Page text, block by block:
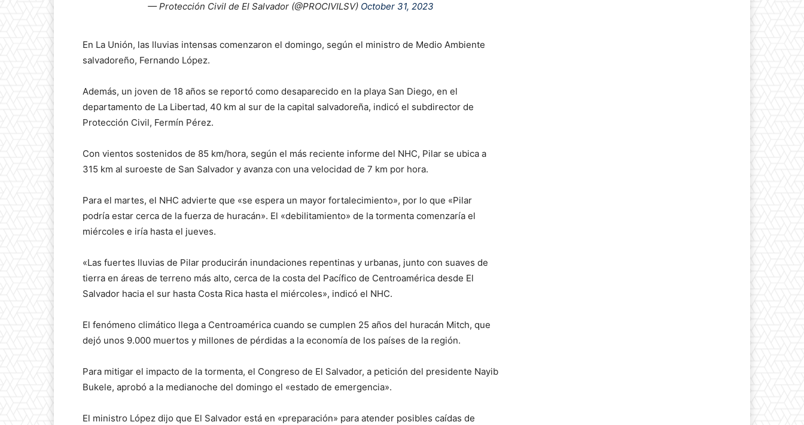
— Protección Civil de El Salvador (@PROCIVILSV) October 31, 2023
En La Unión, las lluvias intensas comenzaron el domingo, según el ministro de Medio Ambiente
salvadoreño, Fernando López.
Además, un joven de 18 años se reportó como desaparecido en la playa San Diego, en el
departamento de La Libertad, 40 km al sur de la capital salvadoreña, indicó el subdirector de
Protección Civil, Fermín Pérez.
Con vientos sostenidos de 85 km/hora, según el más reciente informe del NHC, Pilar se ubica a
315 km al suroeste de San Salvador y avanza con una velocidad de 7 km por hora.
Para el martes, el NHC advierte que «se espera un mayor fortalecimiento», por lo que «Pilar
podría estar cerca de la fuerza de huracán». El «debilitamiento» de la tormenta comenzaría el
miércoles e iría hasta el jueves.
«Las fuertes lluvias de Pilar producirán inundaciones repentinas y urbanas, junto con suaves de
tierra en áreas de terreno más alto, cerca de la costa del Pacífico de Centroamérica desde El
Salvador hacia el sur hasta Costa Rica hasta el miércoles», indicó el NHC.
El fenómeno climático llega a Centroamérica cuando se cumplen 25 años del huracán Mitch, que
dejó unos 9.000 muertos y millones de pérdidas a la economía de los países de la región.
Para mitigar el impacto de la tormenta, el Congreso de El Salvador, a petición del presidente Nayib
Bukele, aprobó a la medianoche del domingo el «estado de emergencia».
El ministro López dijo que El Salvador está en «preparación» para atender posibles caídas de